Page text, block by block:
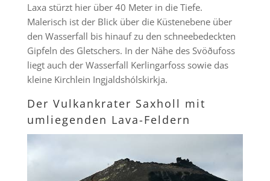
Laxa stürzt hier über 40 Meter in die Tiefe.
Malerisch ist der Blick über die Küstenebene über
den Wasserfall bis hinauf zu den schneebedeckten
Gipfeln des Gletschers. In der Nähe des Svöðufoss
liegt auch der Wasserfall Kerlingarfoss sowie das
kleine Kirchlein Ingjaldshólskirkja.
Der Vulkankrater Saxholl mit
umliegenden Lava-Feldern